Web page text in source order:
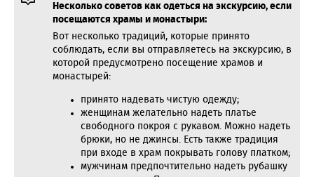
Несколько советов как одеться на экскурсию, если
посещаются храмы и монастыри:
Вот несколько традиций, которые принято
соблюдать, если вы отправляетесь на экскурсию, в
которой предусмотрено посещение храмов и
монастырей:
принято надевать чистую одежду;
женщинам желательно надеть платье
свободного покроя с рукавом. Можно надеть
брюки, но не джинсы. Есть также традиция
при входе в храм покрывать голову платком;
мужчинам предпочтительно надеть рубашку